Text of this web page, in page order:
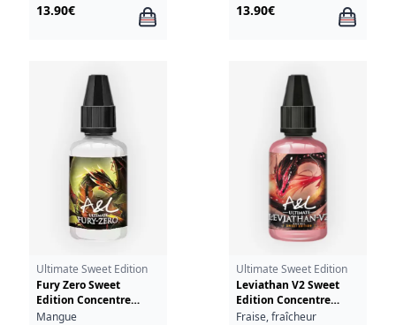
13.90€ 13.90€
Ultimate Sweet Edition
Fury Zero Sweet
Edition Concentre
Ultimate A&L 30ml
Mangue
Ultimate Sweet Edition
Leviathan V2 Sweet
Edition Concentre
Ultimate A&L 30ml
Fraise, fraîcheur